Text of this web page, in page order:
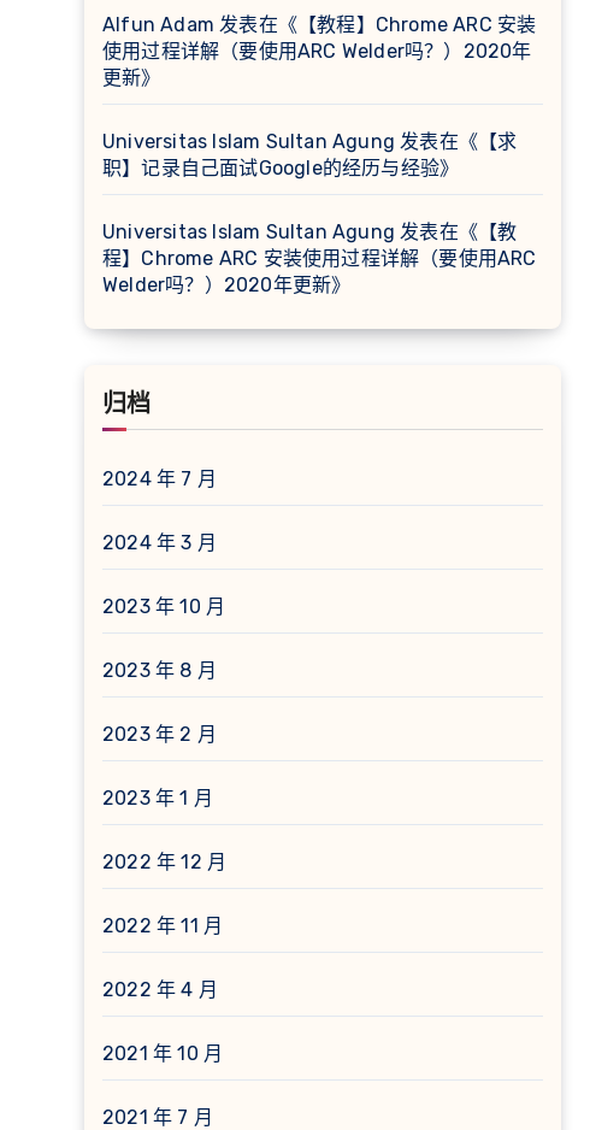
Alfun Adam 发表在《 【教程】Chrome ARC 安装
使用过程详解（要使用ARC Welder吗？）2020年
更新》
Universitas Islam Sultan Agung 发表在《 【求
职】记录自己面试Google的经历与经验》
Universitas Islam Sultan Agung 发表在《 【教
程】Chrome ARC 安装使用过程详解（要使用ARC
Welder吗？）2020年更新》
归档
2024 年 7 月
2024 年 3 月
2023 年 10 月
2023 年 8 月
2023 年 2 月
2023 年 1 月
2022 年 12 月
2022 年 11 月
2022 年 4 月
2021 年 10 月
2021 年 7 月